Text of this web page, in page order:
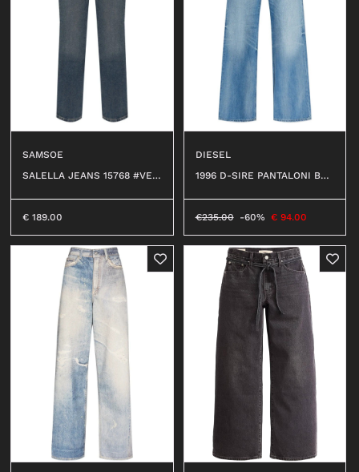
SAMSOE
SALELLA JEANS 15768 #VER
€ 189.00
DIESEL
1996 D-SIRE PANTALONI BLU
€235.00 -60% € 94.00